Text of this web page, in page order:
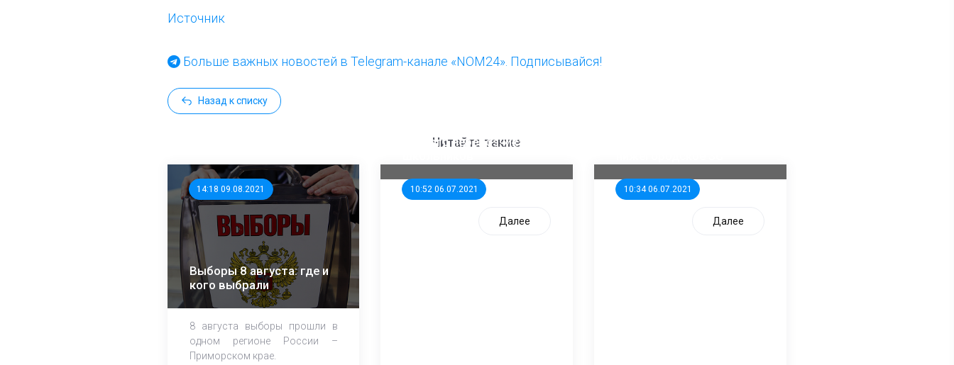
Источник
Больше важных новостей в Telegram-канале «NOM24». Подписывайся!
Назад к списку
Читайте также
14:18 09.08.2021
Выборы 8 августа: где и
кого выбрали
8 августа выборы прошли в
одном регионе России –
Приморском крае.
10:52 06.07.2021
единого перевозчика для
Далее
10:34 06.07.2021
Далее